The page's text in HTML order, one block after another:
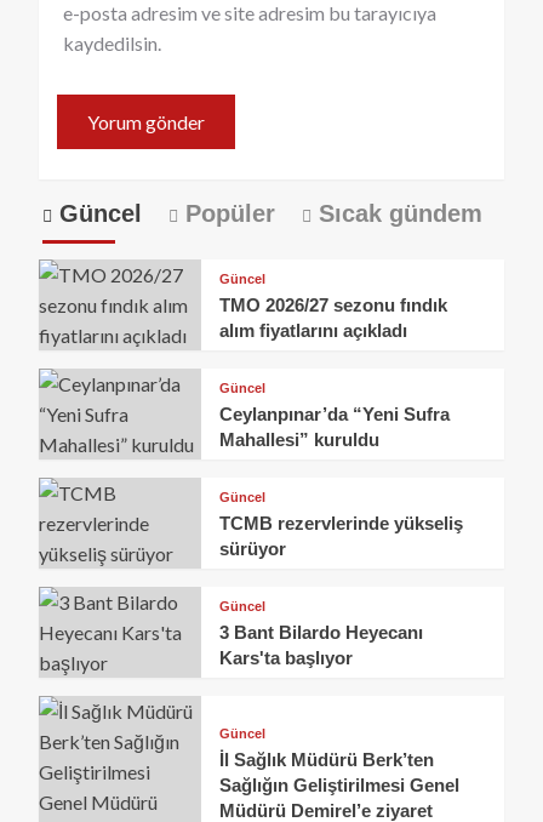
e-posta adresim ve site adresim bu tarayıcıya
kaydedilsin.
Güncel Popüler Sıcak gündem
Güncel
TMO 2026/27 sezonu fındık
alım fiyatlarını açıkladı
Güncel
Ceylanpınar’da “Yeni Sufra
Mahallesi” kuruldu
Güncel
TCMB rezervlerinde yükseliş
sürüyor
Güncel
3 Bant Bilardo Heyecanı
Kars'ta başlıyor
Güncel
İl Sağlık Müdürü Berk’ten
Sağlığın Geliştirilmesi Genel
Müdürü Demirel’e ziyaret